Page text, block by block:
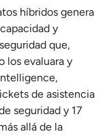
híbridos genera
y
que,
los evaluara y
de asistencia
seguridad y 17
allá de la